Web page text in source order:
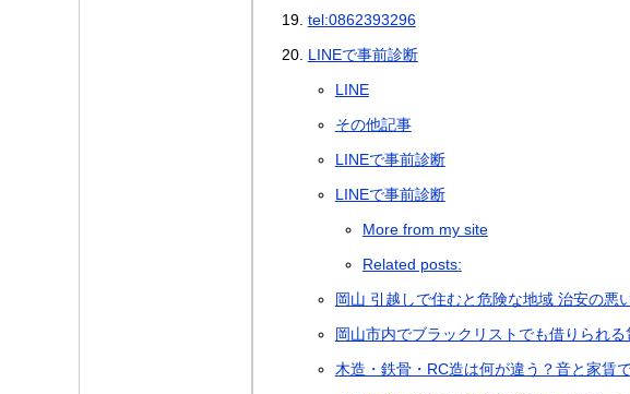
tel:0862393296
LINEで事前診断
LINE
その他記事
LINEで事前診断
LINEで事前診断
More from my site
Related posts:
岡山 引越しで住むと危険な地域 治安の悪
岡山市内でブラックリストでも借りられ
木造・鉄骨・RC造は何が違う？音と家賃